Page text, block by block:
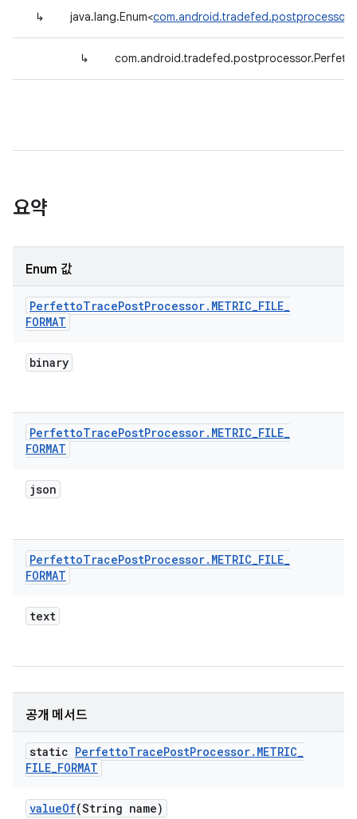
↳ java.lang.Enum<
↳
요약
Enum 값
PerfettoTracePostProcessor. METRIC_FILE_
FORMAT
binary
PerfettoTracePostProcessor. METRIC_FILE_
FORMAT
json
PerfettoTracePostProcessor. METRIC_FILE_
FORMAT
text
공개 메서드
static PerfettoTracePostProcessor. METRIC_
FILE_FORMAT
valueOf(String name)